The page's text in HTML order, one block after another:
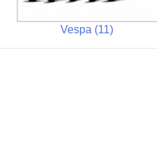
Vespa (11)